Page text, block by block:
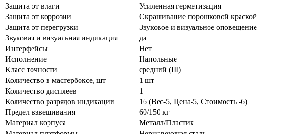
Защита от влаги
Усиленная герметизация
Защита от коррозии
Окрашивание порошковой краской
Защита от перегрузки
Звуковое и визуальное оповещение
Звуковая и визуальная индикация
да
Интерфейсы
Нет
Исполнение
Напольные
Класс точности
средний (III)
Количество в мастербоксе, шт
1 шт
Количество дисплеев
1
Количество разрядов индикации
16 (Вес-5, Цена-5, Стоимость -6)
Предел взвешивания
60/150 кг
Материал корпуса
Металл/Пластик